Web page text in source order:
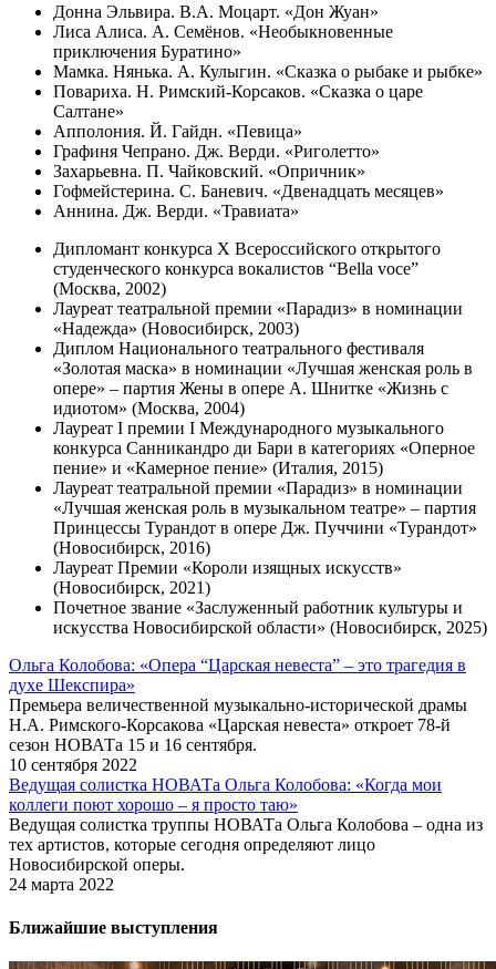
Донна Эльвира. В.А. Моцарт. «Дон Жуан»
Лиса Алиса. А. Семёнов. «Необыкновенные
приключения Буратино»
Мамка. Нянька. А. Кулыгин. «Сказка о рыбаке и рыбке»
Повариха. Н. Римский-Корсаков. «Сказка о царе
Салтане»
Апполония. Й. Гайдн. «Певица»
Графиня Чепрано. Дж. Верди. «Риголетто»
Захарьевна. П. Чайковский. «Опричник»
Гофмейстерина. С. Баневич. «Двенадцать месяцев»
Аннина. Дж. Верди. «Травиата»
Дипломант конкурса X Всероссийского открытого
студенческого конкурса вокалистов “Bella voce”
(Москва, 2002)
Лауреат театральной премии «Парадиз» в номинации
«Надежда» (Новосибирск, 2003)
Диплом Национального театрального фестиваля
«Золотая маска» в номинации «Лучшая женская роль в
опере» – партия Жены в опере А. Шнитке «Жизнь с
идиотом» (Москва, 2004)
Лауреат I премии I Международного музыкального
конкурса Санникандро ди Бари в категориях «Оперное
пение» и «Камерное пение» (Италия, 2015)
Лауреат театральной премии «Парадиз» в номинации
«Лучшая женская роль в музыкальном театре» – партия
Принцессы Турандот в опере Дж. Пуччини «Турандот»
(Новосибирск, 2016)
Лауреат Премии «Короли изящных искусств»
(Новосибирск, 2021)
Почетное звание «Заслуженный работник культуры и
искусства Новосибирской области» (Новосибирск, 2025)
Ольга Колобова: «Опера “Царская невеста” – это трагедия в
духе Шекспира»
Премьера величественной музыкально-исторической драмы
Н.А. Римского-Корсакова «Царская невеста» откроет 78-й
сезон НОВАТа 15 и 16 сентября.
10 сентября 2022
Ведущая солистка НОВАТа Ольга Колобова: «Когда мои
коллеги поют хорошо – я просто таю»
Ведущая солистка труппы НОВАТа Ольга Колобова – одна из
тех артистов, которые сегодня определяют лицо
Новосибирской оперы.
24 марта 2022
Ближайшие выступления